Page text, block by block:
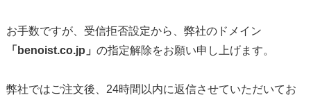
お手数ですが、受信拒否設定から、弊社のドメイン
「benoist.co.jp」 の指定解除をお願い申し上げます。
弊社ではご注文後、24時間以内に返信させていただいてお